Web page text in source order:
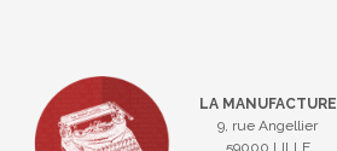
LA MANUFACTURE
9, rue Angellier
59000 LILLE